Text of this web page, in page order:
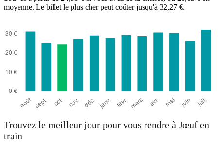
moyenne. Le billet le plus cher peut coûter jusqu'à 32,27 €.
Trouvez le meilleur jour pour vous rendre à Jœuf en
train